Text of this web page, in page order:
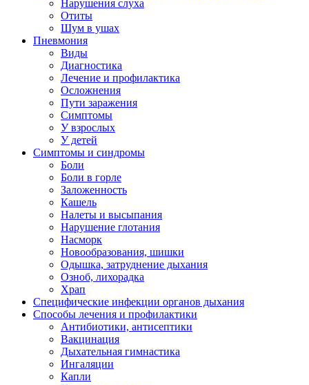
Нарушения слуха
Отиты
Шум в ушах
Пневмония
Виды
Диагностика
Лечение и профилактика
Осложнения
Пути заражения
Симптомы
У взрослых
У детей
Симптомы и синдромы
Боли
Боли в горле
Заложенность
Кашель
Налеты и высыпания
Нарушение глотания
Насморк
Новообразования, шишки
Одышка, затруднение дыхания
Озноб, лихорадка
Храп
Специфические инфекции органов дыхания
Способы лечения и профилактики
Антибиотики, антисептики
Вакцинация
Дыхательная гимнастика
Ингаляции
Капли